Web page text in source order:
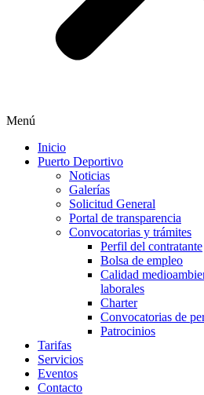
Menú
Inicio
Puerto Deportivo
Noticias
Galerías
Solicitud General
Portal de transparencia
Convocatorias y trámites
Perfil del contratante
Bolsa de empleo
Calidad
laborales
Charter
Convocatorias de
Patrocinios
Tarifas
Servicios
Eventos
Contacto